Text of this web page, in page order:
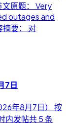
原题： Very
outages and
要： 对
7日
年8月7日） 按
内发帖共 5 条